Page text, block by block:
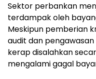
Sektor perbankan
terdampak oleh
Meskipun pemberian
audit dan
kerap disalahkan
mengalami gagal